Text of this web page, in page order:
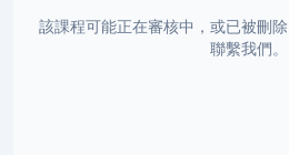
該課程可能正在審核中，或已被刪
聯繫我們。